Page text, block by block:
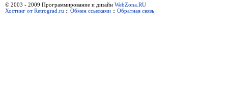
© 2003 - 2009 Программирование и дизайн WebZona.RU
Хостинг от Retrograd.ru :: Обмен ссылками :: Обратная связь